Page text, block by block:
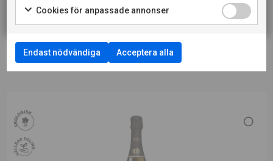
TILL VINET PÅ SYSTEMBOLAGET
Cookies för anpassade annonser
Endast nödvändiga Acceptera alla